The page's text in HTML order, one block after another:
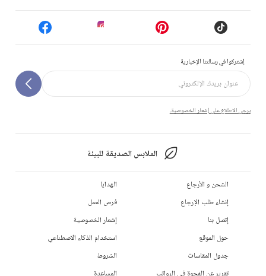
إشتركوا في رسالتنا الإخبارية
يرجى الاطلاع على إشعار الخصوصية.
الملابس الصديقة للبيئة
الشحن و الأرجاع
إنشاء طلب الإرجاع
إتصل بنا
حول الموقع
جدول المقاسات
تقرير عن الفجوة في الرواتب
الهدايا
فرص العمل
إشعار الخصوصية
استخدام الذكاء الاصطناعي
الشروط
المساعدة